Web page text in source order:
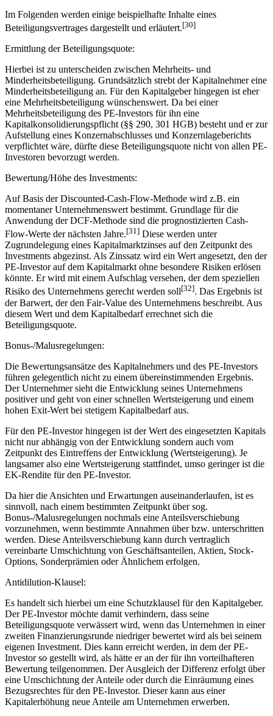
Im Folgenden werden einige beispielhafte Inhalte eines
Beteiligungsvertrages dargestellt und erläutert.[30]
Ermittlung der Beteiligungsquote:
Hierbei ist zu unterscheiden zwischen Mehrheits- und
Minderheitsbeteiligung. Grundsätzlich strebt der Kapitalnehmer eine
Minderheitsbeteiligung an. Für den Kapitalgeber hingegen ist eher
eine Mehrheitsbeteiligung wünschenswert. Da bei einer
Mehrheitsbeteiligung des PE-Investors für ihn eine
Kapitalkonsolidierungspflicht (§§ 290, 301 HGB) besteht und er zur
Aufstellung eines Konzernabschlusses und Konzernlageberichts
verpflichtet wäre, dürfte diese Beteiligungsquote nicht von allen PE-
Investoren bevorzugt werden.
Bewertung/Höhe des Investments:
Auf Basis der Discounted-Cash-Flow-Methode wird z.B. ein
momentaner Unternehmenswert bestimmt. Grundlage für die
Anwendung der DCF-Methode sind die prognostizierten Cash-
Flow-Werte der nächsten Jahre.[31] Diese werden unter
Zugrundelegung eines Kapitalmarktzinses auf den Zeitpunkt des
Investments abgezinst. Als Zinssatz wird ein Wert angesetzt, den der
PE-Investor auf dem Kapitalmarkt ohne besondere Risiken erlösen
könnte. Er wird mit einem Aufschlag versehen, der dem speziellen
Risiko des Unternehmens gerecht werden soll[32]. Das Ergebnis ist
der Barwert, der den Fair-Value des Unternehmens beschreibt. Aus
diesem Wert und dem Kapitalbedarf errechnet sich die
Beteiligungsquote.
Bonus-/Malusregelungen:
Die Bewertungsansätze des Kapitalnehmers und des PE-Investors
führen gelegentlich nicht zu einem übereinstimmenden Ergebnis.
Der Unternehmer sieht die Entwicklung seines Unternehmens
positiver und geht von einer schnellen Wertsteigerung und einem
hohen Exit-Wert bei stetigem Kapitalbedarf aus.
Für den PE-Investor hingegen ist der Wert des eingesetzten Kapitals
nicht nur abhängig von der Entwicklung sondern auch vom
Zeitpunkt des Eintreffens der Entwicklung (Wertsteigerung). Je
langsamer also eine Wertsteigerung stattfindet, umso geringer ist die
EK-Rendite für den PE-Investor.
Da hier die Ansichten und Erwartungen auseinanderlaufen, ist es
sinnvoll, nach einem bestimmten Zeitpunkt über sog.
Bonus-/Malusregelungen nochmals eine Anteilsverschiebung
vorzunehmen, wenn bestimmte Annahmen über bzw. unterschritten
werden. Diese Anteilsverschiebung kann durch vertraglich
vereinbarte Umschichtung von Geschäftsanteilen, Aktien, Stock-
Options, Sonderprämien oder Ähnlichem erfolgen.
Antidilution-Klausel:
Es handelt sich hierbei um eine Schutzklausel für den Kapitalgeber.
Der PE-Investor möchte damit verhindern, dass seine
Beteiligungsquote verwässert wird, wenn das Unternehmen in einer
zweiten Finanzierungsrunde niedriger bewertet wird als bei seinem
eigenen Investment. Dies kann erreicht werden, in dem der PE-
Investor so gestellt wird, als hätte er an der für ihn vorteilhafteren
Bewertung teilgenommen. Der Ausgleich der Differenz erfolgt über
eine Umschichtung der Anteile oder durch die Einräumung eines
Bezugsrechtes für den PE-Investor. Dieser kann aus einer
Kapitalerhöhung neue Anteile am Unternehmen erwerben.